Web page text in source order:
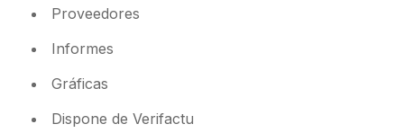
Proveedores
Informes
Gráficas
Dispone de Verifactu